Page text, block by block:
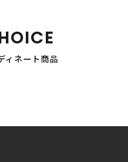
ィネート商品